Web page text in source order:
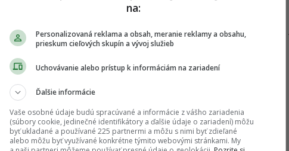
konfigurácia
s balíkom zameraným na detekciu, sledovanie a
Hlavné prvky prezentovaného balíka:
Advanced Defense Systems, verzia Dual Remote
na:
Personalizovaná reklama a obsah, meranie reklamy a obsahu,
prieskum cieľových skupín a vývoj služieb
Uchovávanie alebo prístup k informáciám na zariadení
Ďalšie informácie
Vaše osobné údaje budú spracúvané a informácie z vášho zariadenia
(súbory cookie, jedinečné identifikátory a ďalšie údaje o zariadení) môžu
byť ukladané a používané 225 partnermi a môžu s nimi byť zdieľané
alebo môžu byť využívané konkrétne týmito webovými stránkami. My